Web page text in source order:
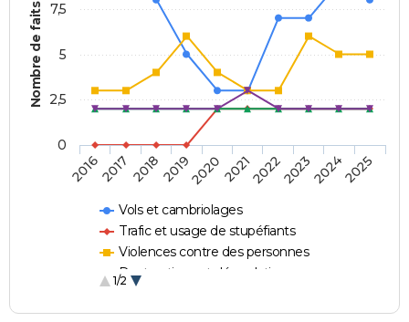
Nombre de faits
Vols et cambriolages
Trafic et usage de stupéfiants
Violences contre des personnes
Destructions et dégradations
1/2
20162017 20182019202020212022202320242025
0
2,5
5
7,5